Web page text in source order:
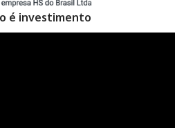
é investimento